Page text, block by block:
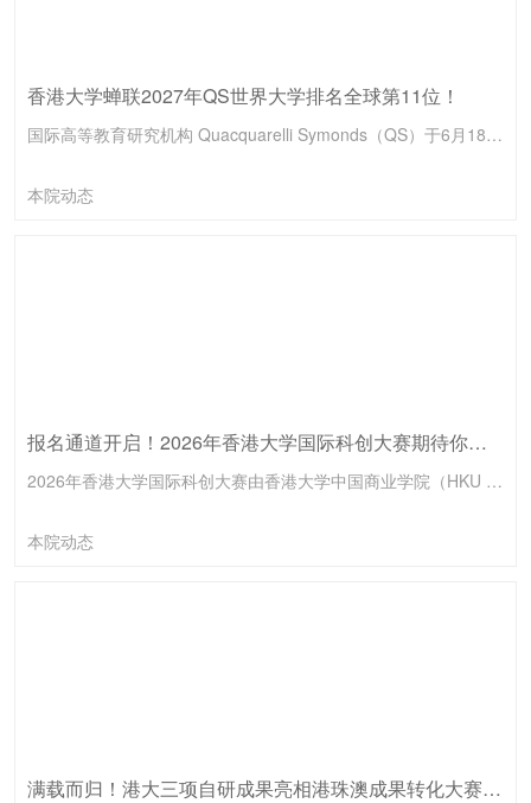
香港大学蝉联2027年QS世界大学排名全球第11位！
国际高等教育研究机构 Quacquarelli Symonds（QS）于6月18日公布“2027年QS世界大学排名”，香港大学（港大）连续第二年荣登全球第11位，稳居世界最顶尖学府行列。港大蝉联此历史佳绩，不仅彰显大学在国际及本地的领先地位，更凭藉学术卓越与全球影响力，继续引领本地高等教育的发展。
本院动态
报名通道开启！2026年香港大学国际科创大赛期待你的加入
2026年香港大学国际科创大赛由香港大学中国商业学院（HKU Institute for China Business）与香港大学科创中心（HKU Techno-Entrepreneurship Core）联合主办，政产学研各界协办单位鼎力支持。大赛旨在推动科技创新与产业发展，加强国际间的科技交流与合作，不仅关注科技创新的展示，更注重激发科创成果的转化和应用。
本院动态
满载而归！港大三项自研成果亮相港珠澳成果转化大赛，双赛道斩获两项一等奖、一项三等奖